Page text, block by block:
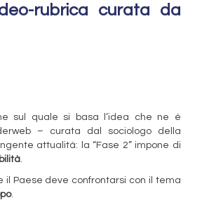
rubrica curata da
sul quale si basa l’idea che ne è
– curata dal sociologo della
attualità: la “Fase 2” impone di
.
Paese deve confrontarsi con il tema
.